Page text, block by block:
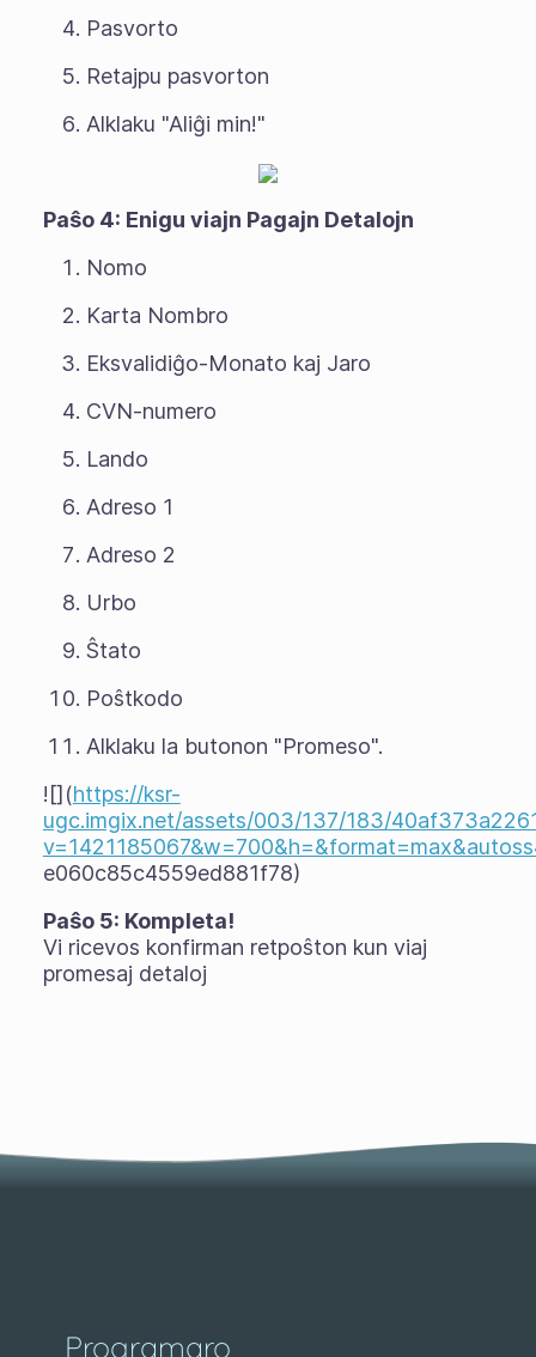
Pasvorto
Retajpu pasvorton
Alklaku "Aliĝi min!"
Paŝo 4: Enigu viajn Pagajn Detalojn
Nomo
Karta Nombro
Eksvalidiĝo-Monato kaj Jaro
CVN-numero
Lando
Adreso 1
Adreso 2
Urbo
Ŝtato
Poŝtkodo
Alklaku la butonon "Promeso".
![](https://ksr-
ugc.imgix.net/assets/003/137/183/
e060c85c4559ed881f78)
Paŝo 5: Kompleta!
Vi ricevos konfirman retpoŝton kun viaj
promesaj detaloj
Programaro